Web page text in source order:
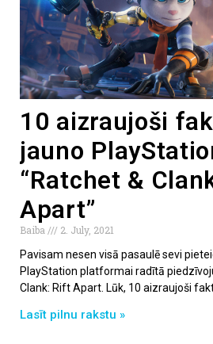
10 aizraujoši
jauno
“Ratchet &
Apart”
Baiba
2. July, 2021
Pavisam nesen visā pasaulē sevi
PlayStation platformai radītā
Clank: Rift Apart. Lūk, 10 aizraujoši
Lasīt pilnu rakstu »